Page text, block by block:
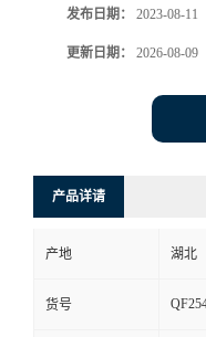
发布日期： 2023-08-11
更新日期： 2026-08-09
产品详请
产地 湖北
货号